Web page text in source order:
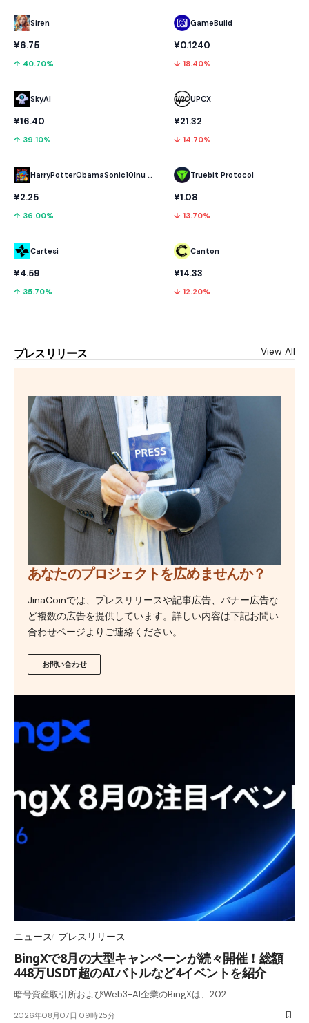
Siren
¥6.75
↑ 40.70%
SkyAI
¥16.40
↑ 39.10%
HarryPotterObamaSonic10Inu (ETH)
¥2.25
↑ 36.00%
Cartesi
¥4.59
↑ 35.70%
GameBuild
¥0.1240
↓ 18.40%
UPCX
¥21.32
↓ 14.70%
Truebit Protocol
¥1.08
↓ 13.70%
Canton
¥14.33
↓ 12.20%
プレスリリース View All
あなたのプロジェクトを広めませんか？
JinaCoinでは、プレスリリースや記事広告、バナー広告な
ど複数の広告を提供しています。詳しい内容は下記お問い
合わせページよりご連絡ください。
お問い合わせ
ニュース プレスリリース
BingXで8月の大型キャンペーンが続々開催！総額
448万USDT超のAIバトルなど4イベントを紹介
暗号資産取引所およびWeb3-AI企業のBingXは、202…
2026年08月07日 09時25分